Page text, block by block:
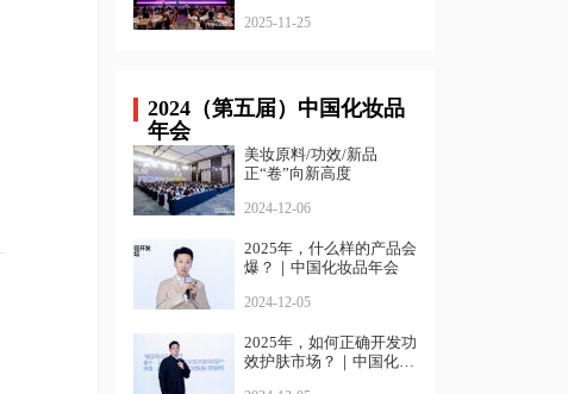
2025-11-25
2024（第五届）中国化妆品
年会
美妆原料/功效/新品
正“卷”向新高度
2024-12-06
2025年，什么样的产品会
爆？｜中国化妆品年会
2024-12-05
2025年，如何正确开发功
效护肤市场？｜中国化妆